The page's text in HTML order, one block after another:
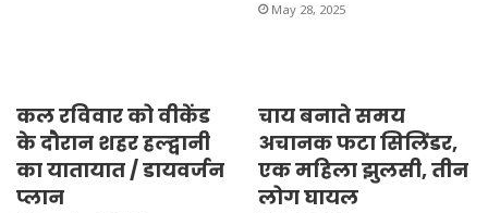
May 28, 2025
कल रविवार को वीकेंड
के दौरान शहर हल्द्वानी
का यातायात / डायवर्जन
प्लान
चाय बनाते समय
अचानक फटा सिलिंडर,
एक महिला झुलसी, तीन
लोग घायल